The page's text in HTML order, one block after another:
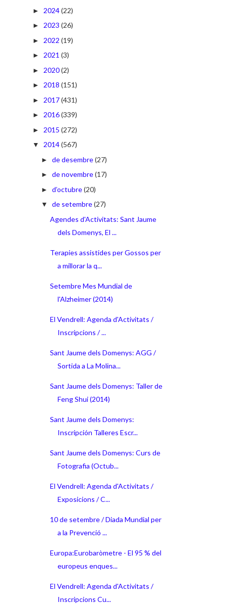
► 2024(22)
► 2023 (26)
► 2022 (19)
► 2021 (3)
► 2020(2)
► 2018 (151)
► 2017(431)
► 2016(339)
► 2015 (272)
▼ 2014(567)
► de desembre(27)
► de novembre(17)
► d’octubre(20)
▼ de setembre(27)
Agendes d'Activitats: Sant Jaume
dels Domenys, El ...
Terapies assistides per Gossos per
a millorar la q...
Setembre Mes Mundial de
l'Alzheimer (2014)
El Vendrell: Agenda d'Activitats /
Inscripcions / ...
Sant Jaume dels Domenys: AGG /
Sortida a La Molina...
Sant Jaume dels Domenys: Taller de
Feng Shui (2014)
Sant Jaume dels Domenys:
Inscripción Talleres Escr...
Sant Jaume dels Domenys: Curs de
Fotografia (Octub...
El Vendrell: Agenda d'Activitats /
Exposicions / C...
10 de setembre / Diada Mundial per
a la Prevenció ...
Europa:Eurobaròmetre - El 95 % del
europeus enques...
El Vendrell: Agenda d'Activitats /
Inscripcions Cu...